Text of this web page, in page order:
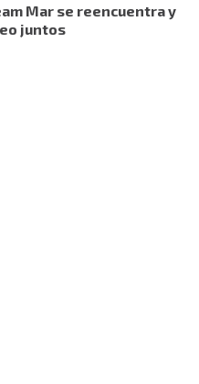
Mar se reencuentra y
juntos